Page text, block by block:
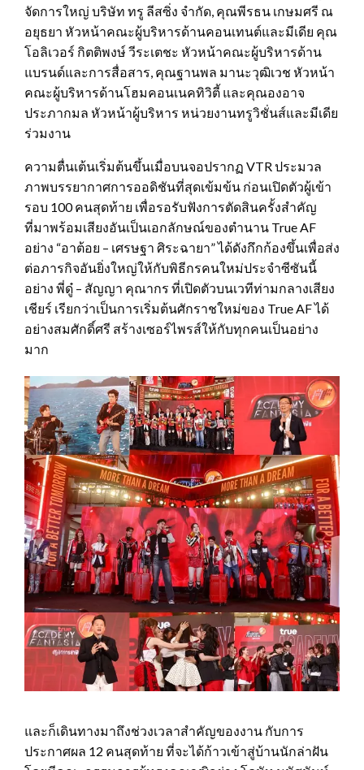
จัดการใหญ่ บริษัท ทรู ลีสซิ่ง จำกัด, คุณพีรธน เกษมศรี ณ
อยุธยา หัวหน้าคณะผู้บริหารด้านคอนเทนต์และมีเดีย คุณ
โอลิเวอร์ กิตติพงษ์ วีระเตชะ หัวหน้าคณะผู้บริหารด้าน
แบรนด์และการสื่อสาร, คุณฐานพล มานะวุฒิเวช หัวหน้า
คณะผู้บริหารด้านโฮมคอนเนคทิวิตี้ และคุณองอาจ
ประภากมล หัวหน้าผู้บริหาร หน่วยงานทรูวิชั่นส์และมีเดีย
ร่วมงาน
ความตื่นเต้นเริ่มต้นขึ้นเมื่อบนจอปรากฏ VTR ประมวล
ภาพบรรยากาศการออดิชันที่สุดเข้มข้น ก่อนเปิดตัวผู้เข้า
รอบ 100 คนสุดท้าย เพื่อรอรับฟังการตัดสินครั้งสำคัญ
ที่มาพร้อมเสียงอันเป็นเอกลักษณ์ของตำนาน True AF
อย่าง “อาต้อย – เศรษฐา ศิระฉายา” ได้ดังกึกก้องขึ้นเพื่อส่ง
ต่อภารกิจอันยิ่งใหญ่ให้กับพิธีกรคนใหม่ประจำซีซันนี้
อย่าง พี่ดู๋ – สัญญา คุณากร ที่เปิดตัวบนเวทีท่ามกลางเสียง
เชียร์ เรียกว่าเป็นการเริ่มต้นศักราชใหม่ของ True AF ได้
อย่างสมศักดิ์ศรี สร้างเซอร์ไพรส์ให้กับทุกคนเป็นอย่าง
มาก
และก็เดินทางมาถึงช่วงเวลาสำคัญของงาน กับการ
ประกาศผล 12 คนสุดท้าย ที่จะได้ก้าวเข้าสู่บ้านนักล่าฝัน